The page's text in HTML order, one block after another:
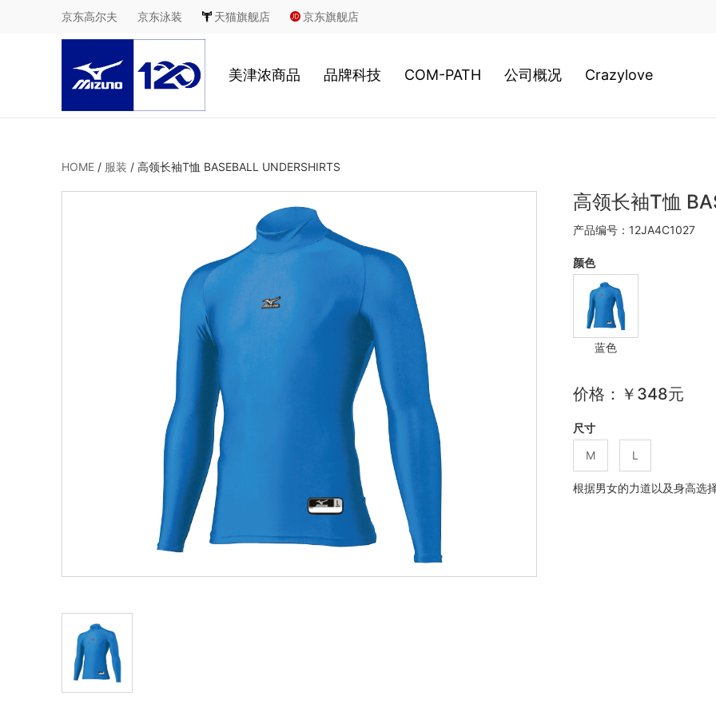
京东高尔夫 京东泳装 天猫旗舰店 京东旗舰店
美津浓商品
足球
休闲
室内综合运动
游泳
品牌科技
服装科技
2020新科技
COM-PATH 公司概况
经营理念
Crazylove
HOME / 服装 / 高领长袖T恤 BASEBALL UNDERSHIRTS
高领长袖T恤
产品编号：12JA4C1027
颜色
蓝色
价格：￥348元
尺寸
M
L
根据男女的力道以及身高选